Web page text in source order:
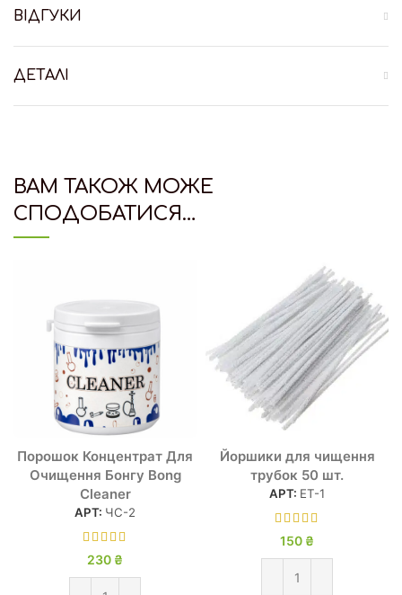
ВІДГУКИ
ДЕТАЛІ
ВАМ ТАКОЖ МОЖЕ
СПОДОБАТИСЯ…
Порошок Концентрат Для
Очищення Бонгу Bong
Cleaner
АРТ: ЧС-2
230 ₴
Йоршики для чищення
трубок 50 шт.
АРТ: ЕТ-1
150 ₴